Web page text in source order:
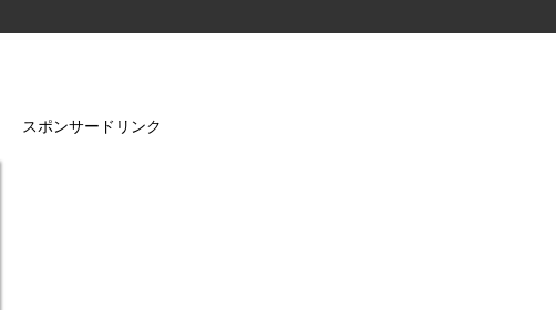
スポンサードリンク